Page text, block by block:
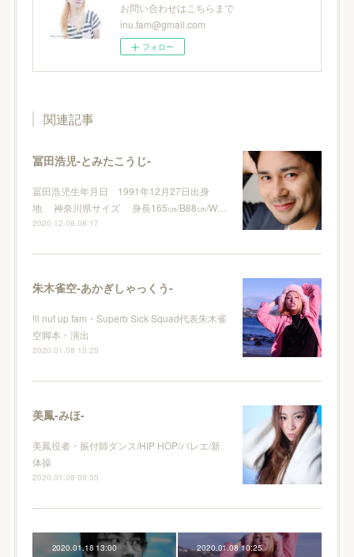
お問い合わせはこちらまで
inu.fam@gmail.com
フォロー
関連記事
冨田浩児-とみたこうじ-
冨田浩児生年月日 1991年12月27日出身
地 神奈川県サイズ 身長165㎝/B88㎝/W…
2020.12.08 08:17
朱木雀空-あかぎしゃっくう-
!ll nut up fam・Superb Sick Squad代表朱木雀
空脚本・演出
2020.01.08 10:25
美鳳-みほ-
美鳳役者・振付師ダンス/HIP HOP/バレエ/新
体操
2020.01.08 09:35
2020.01.18 13:00 2020.01.08 10:25